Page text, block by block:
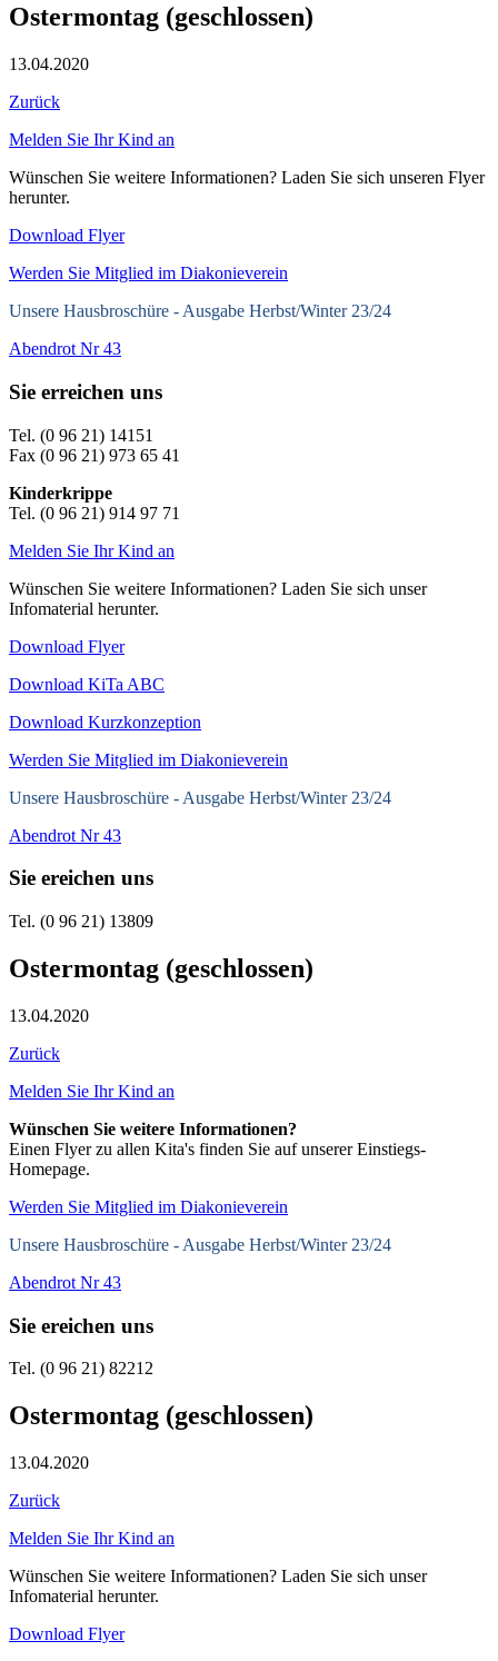
Ostermontag (geschlossen)
13.04.2020
Zurück
Melden Sie Ihr Kind an
Wünschen Sie weitere Informationen? Laden Sie sich unseren Flyer
herunter.
Download Flyer
Werden Sie Mitglied im Diakonieverein
Unsere Hausbroschüre - Ausgabe Herbst/Winter 23/24
Abendrot Nr 43
Sie erreichen uns
Tel. (0 96 21) 14151
Fax (0 96 21) 973 65 41
Kinderkrippe
Tel. (0 96 21) 914 97 71
Melden Sie Ihr Kind an
Wünschen Sie weitere Informationen? Laden Sie sich unser
Infomaterial herunter.
Download Flyer
Download KiTa ABC
Download Kurzkonzeption
Werden Sie Mitglied im Diakonieverein
Unsere Hausbroschüre - Ausgabe Herbst/Winter 23/24
Abendrot Nr 43
Sie ereichen uns
Tel. (0 96 21) 13809
Ostermontag (geschlossen)
13.04.2020
Zurück
Melden Sie Ihr Kind an
Wünschen Sie weitere Informationen?
Einen Flyer zu allen Kita's finden Sie auf unserer Einstiegs-
Homepage.
Werden Sie Mitglied im Diakonieverein
Unsere Hausbroschüre - Ausgabe Herbst/Winter 23/24
Abendrot Nr 43
Sie ereichen uns
Tel. (0 96 21) 82212
Ostermontag (geschlossen)
13.04.2020
Zurück
Melden Sie Ihr Kind an
Wünschen Sie weitere Informationen? Laden Sie sich unser
Infomaterial herunter.
Download Flyer